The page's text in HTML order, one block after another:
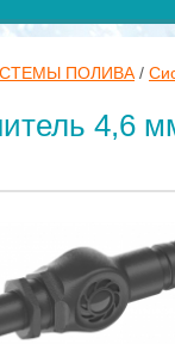
ПОЛИВА /
4,6